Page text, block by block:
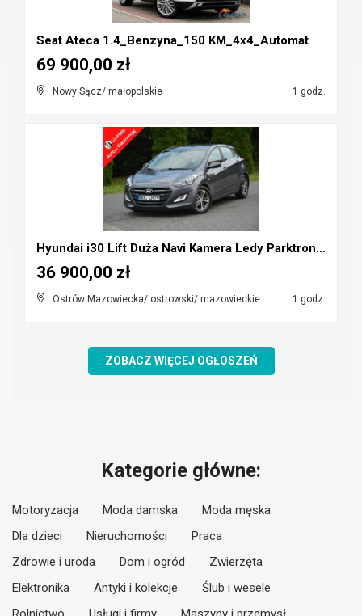
Seat Ateca 1.4_Benzyna_150 KM_4x4_Automat
Nowy Sącz/ małopolskie 1 godz.
69 900,00 zł
Hyundai i30 Lift Duża Navi Kamera Ledy Parktronic ...
Ostrów Mazowiecka/ ostrowski/ mazowieckie 1 godz.
36 900,00 zł
ZOBACZ WIĘCEJ OGŁOSZEŃ
Kategorie główne:
Motoryzacja Moda damska
Moda męska
Dla dzieci
Nieruchomości
Praca
Zdrowie i uroda
Dom i ogród
Zwierzęta
Elektronika
Antyki i kolekcje
Ślub i wesele